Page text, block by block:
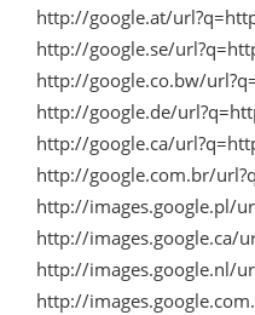
http://google.at/
http://google.se/
http://google.co.bw/
http://google.de/
http://google.ca/
http://google.com.br/
http://images.google.pl/
http://images.google.ca/
http://images.google.nl/
http://